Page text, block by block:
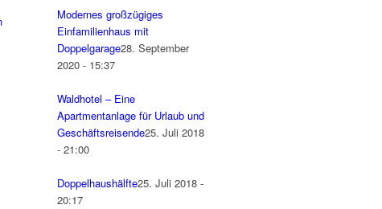
Modernes großzügiges
Einfamilienhaus mit
Doppelgarage28. September
2020 - 15:37
Waldhotel – Eine
Apartmentanlage für Urlaub und
Geschäftsreisende25. Juli 2018
- 21:00
Doppelhaushälfte25. Juli 2018 -
20:17